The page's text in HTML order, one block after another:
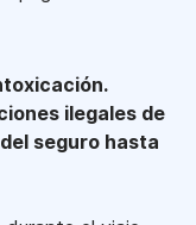
ilegales de
seguro hasta